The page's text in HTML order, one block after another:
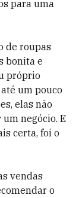
para uma
de roupas
bonita e
próprio
um pouco
elas não
negócio. E
certa, foi o
vendas
o